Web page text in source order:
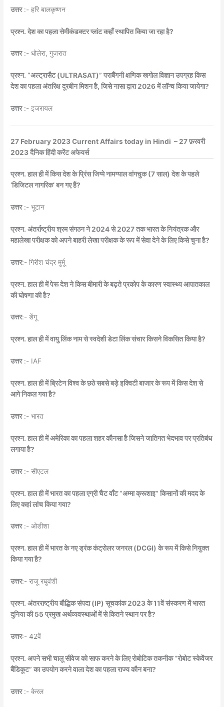
उत्तर:- हरि बालकृष्णन
प्रश्न. देश का पहला सेमीकंडक्टर प्लांट कहाँ स्थापित किया जा रहा है?
उत्तर:- धोलेरा, गुजरात
प्रश्न. “अल्ट्रासैट (ULTRASAT)” पराबैंगनी क्षणिक खगोल विज्ञान उपग्रह किस
देश का पहला अंतरिक्ष दूरबीन मिशन है, जिसे नासा द्वारा 2026 में लॉन्च किया जायेगा?
उत्तर:- इजरायल
27 February 2023 Current Affairs today in Hindi – 27 फ़रवरी
2023 दैनिक हिंदी करेंट अफेयर्स
प्रश्न. हाल ही में किस देश के प्रिंस जिग्मे नामग्याल वांगचुक (7 साल) देश के पहले
‘डिजिटल नागरिक’ बन गए हैं?
उत्तर:- भूटान
प्रश्न. अंतर्राष्ट्रीय श्रम संगठन ने 2024 से 2027 तक भारत के नियंत्रक और
महालेखा परीक्षक को अपने बाहरी लेखा परीक्षक के रूप में सेवा देने के लिए किसे चुना है?
उत्तर:- गिरीश चंद्र मुर्मू
प्रश्न. हाल ही में पेरू देश ने किस बीमारी के बढ़ते प्रकोप के कारण स्वास्थ्य आपातकाल
की घोषणा की है?
उत्तर:- डेंगू
प्रश्न. हाल ही में वायु लिंक नाम से स्वदेशी डेटा लिंक संचार किसने विकसित किया है?
उत्तर:- IAF
प्रश्न. हाल ही में ब्रिटेन विश्व के छठे सबसे बड़े इक्विटी बाजार के रूप में किस देश से
आगे निकल गया है?
उत्तर:- भारत
प्रश्न. हाल ही में अमेरिका का पहला शहर कौनसा है जिसने जातिगत भेदभाव पर प्रतिबंध
लगाया है?
उत्तर:- सीएटल
प्रश्न. हाल ही में भारत का पहला एग्री चैट वाँट “अम्मा क्रूशाइ” किसानों की मदद के
लिए कहां लांच किया गया?
उत्तर:- ओडीशा
प्रश्न. हाल ही में भारत के नए ड्रंक कंट्रोलर जनरल (DCGI) के रूप में किसे नियुक्त
किया गया है?
उत्तर:- राजू रघुवंशी
प्रश्न. अंतरराष्ट्रीय बौद्धिक संपदा (IP) सूचकांक 2023 के 11वें संस्करण में भारत
दुनिया की 55 प्रमुख अर्थव्यवस्थाओं में से कितने स्थान पर है?
उत्तर:- 42वें
प्रश्न. अपने सभी चालू सीवेज को साफ करने के लिए रोबोटिक तकनीक “रोबोट स्केवेंजर
बैंडिकूट” का उपयोग करने वाला देश का पहला राज्य कौन बना?
उत्तर:- केरल